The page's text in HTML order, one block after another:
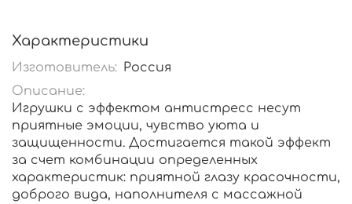
Характеристики
Изготовитель: Россия
Описание:
Игрушки с эффектом антистресс несут
приятные эмоции, чувство уюта и
защищенности. Достигается такой эффект
за счет комбинации определенных
характеристик: приятной глазу красочности,
доброго вида, наполнителя с массажной